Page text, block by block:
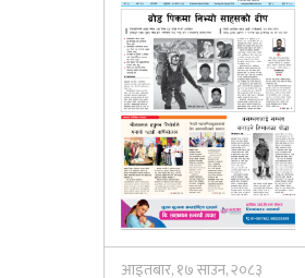
आइतबार, १७ साउन, २०८३